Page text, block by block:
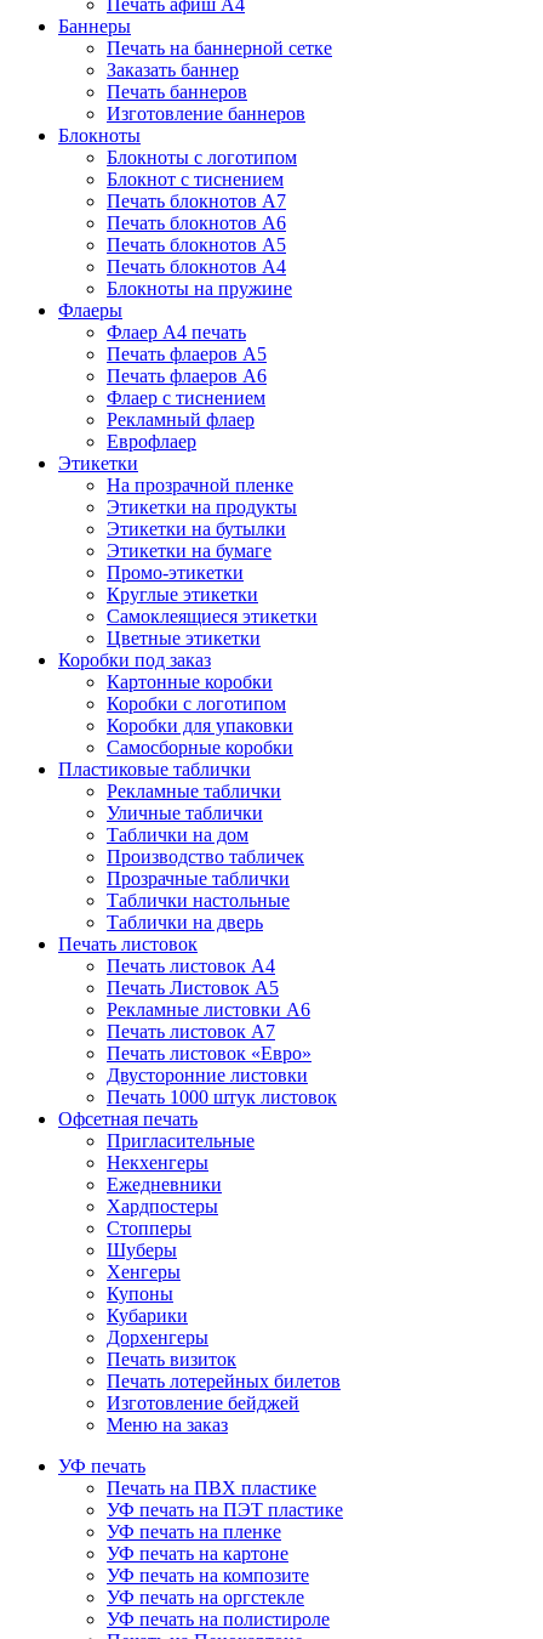
Баннеры
Печать на баннерной сетке
Заказать баннер
Печать баннеров
Изготовление баннеров
Блокноты
Блокноты с логотипом
Блокнот с тиснением
Печать блокнотов А7
Печать блокнотов А6
Печать блокнотов А5
Печать блокнотов А4
Блокноты на пружине
Флаеры
Флаер А4 печать
Печать флаеров А5
Печать флаеров А6
Флаер с тиснением
Рекламный флаер
Еврофлаер
Этикетки
На прозрачной пленке
Этикетки на продукты
Этикетки на бутылки
Этикетки на бумаге
Промо-этикетки
Круглые этикетки
Самоклеящиеся этикетки
Цветные этикетки
Коробки под заказ
Картонные коробки
Коробки с логотипом
Коробки для упаковки
Самосборные коробки
Пластиковые таблички
Рекламные таблички
Уличные таблички
Таблички на дом
Производство табличек
Прозрачные таблички
Таблички настольные
Таблички на дверь
Печать листовок
Печать листовок А4
Печать Листовок А5
Рекламные листовки А6
Печать листовок А7
Печать листовок «Евро»
Двусторонние листовки
Печать 1000 штук листовок
Офсетная печать
Пригласительные
Некхенгеры
Ежедневники
Хардпостеры
Стопперы
Шуберы
Хенгеры
Купоны
Кубарики
Дорхенгеры
Печать визиток
Печать лотерейных билетов
Изготовление бейджей
Меню на заказ
УФ печать
Печать на ПВХ пластике
УФ печать на ПЭТ пластике
УФ печать на пленке
УФ печать на картоне
УФ печать на композите
УФ печать на оргстекле
УФ печать на полистироле